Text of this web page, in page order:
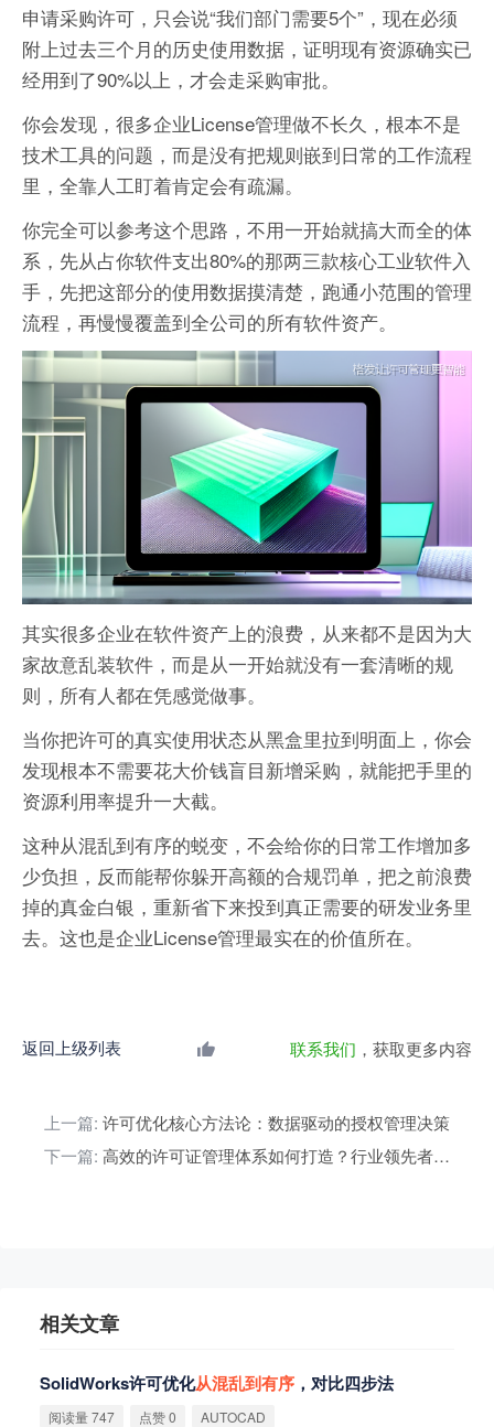
申请采购许可，只会说“我们部门需要5个”，现在必须
附上过去三个月的历史使用数据，证明现有资源确实已
经用到了90%以上，才会走采购审批。
你会发现，很多企业License管理做不长久，根本不是
技术工具的问题，而是没有把规则嵌到日常的工作流程
里，全靠人工盯着肯定会有疏漏。
你完全可以参考这个思路，不用一开始就搞大而全的体
系，先从占你软件支出80%的那两三款核心工业软件入
手，先把这部分的使用数据摸清楚，跑通小范围的管理
流程，再慢慢覆盖到全公司的所有软件资产。
其实很多企业在软件资产上的浪费，从来都不是因为大
家故意乱装软件，而是从一开始就没有一套清晰的规
则，所有人都在凭感觉做事。
当你把许可的真实使用状态从黑盒里拉到明面上，你会
发现根本不需要花大价钱盲目新增采购，就能把手里的
资源利用率提升一大截。
这种从混乱到有序的蜕变，不会给你的日常工作增加多
少负担，反而能帮你躲开高额的合规罚单，把之前浪费
掉的真金白银，重新省下来投到真正需要的研发业务里
去。这也是企业License管理最实在的价值所在。
返回上级列表 联系我们 ，获取更多内容
上一篇: 许可优化核心方法论：数据驱动的授权管理决策
下一篇:
高效的许可证管理体系如何打造？行业领先者经验分享
相关文章
SolidWorks许可优化从混乱到有序 ，对比四步法
阅读量 747 点赞 0 AUTOCAD